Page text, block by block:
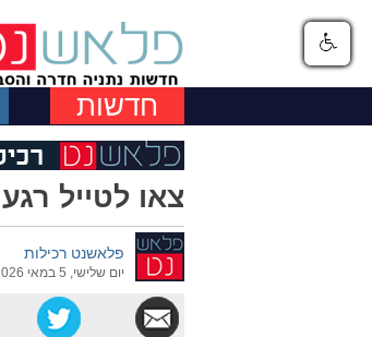
חדשות
צאו לטייל
פלאשנט רכילות
יום שלישי, 5 במאי 2026, 14:58